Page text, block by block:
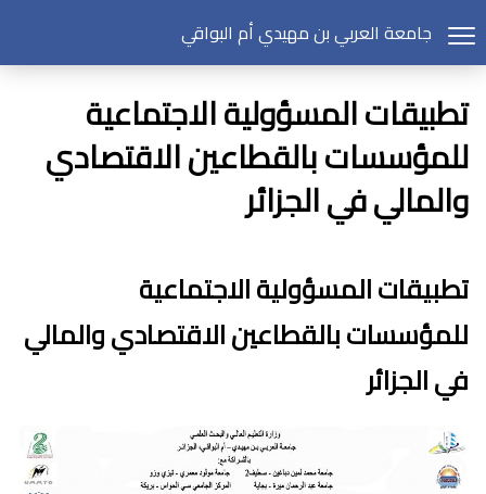
جامعة العربي بن مهيدي أم البواقي
تطبيقات المسؤولية الاجتماعية
للمؤسسات بالقطاعين الاقتصادي
والمالي في الجزائر
تطبيقات المسؤولية الاجتماعية
للمؤسسات بالقطاعين الاقتصادي والمالي
في الجزائر